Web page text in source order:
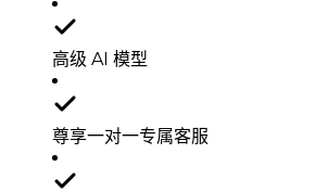
高级 AI 模型
尊享一对一专属客服